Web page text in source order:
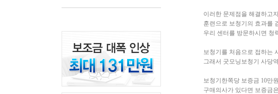
이러한 문제점을 해결하고
훈련으로 보청기의 효과를
우리 센터를 방문하시면 청
보청기를 처음으로 접하는
그래서 굿모닝보청기 사당
보청기한쪽당 보증금 10만
구매의사가 있다면 보증금